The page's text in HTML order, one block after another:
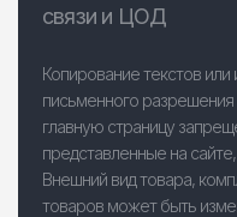
связи и ЦОД
Копирование текстов
письменного разрешения
главную страницу
представленные на
Внешний вид товара,
товаров может быть